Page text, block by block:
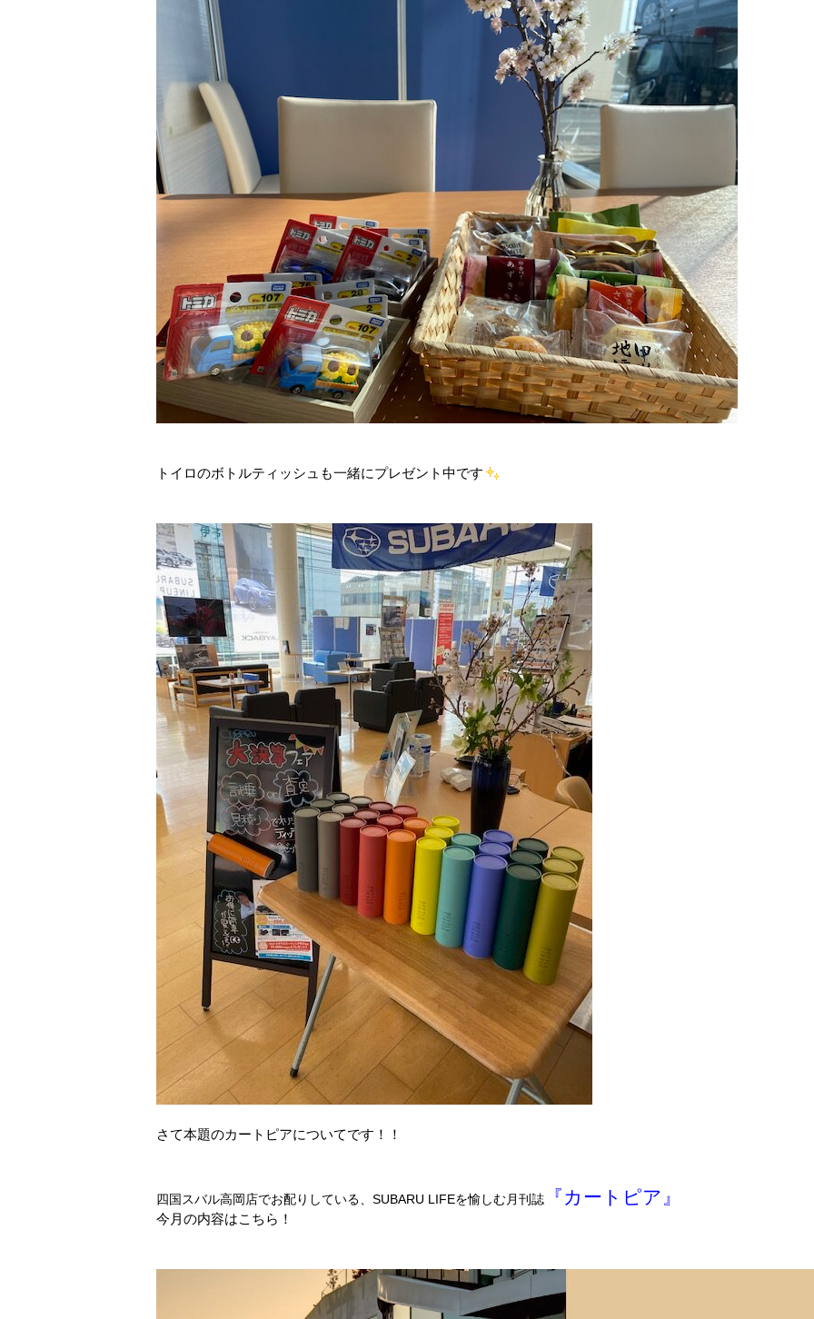
トイロのボトルティッシュも一緒にプレゼント中です
さて本題のカートピアについてです！！
四国スバル高岡店でお配りしている、 SUBARU LIFEを愉しむ月刊誌 『カートピア』
今月の内容はこちら！